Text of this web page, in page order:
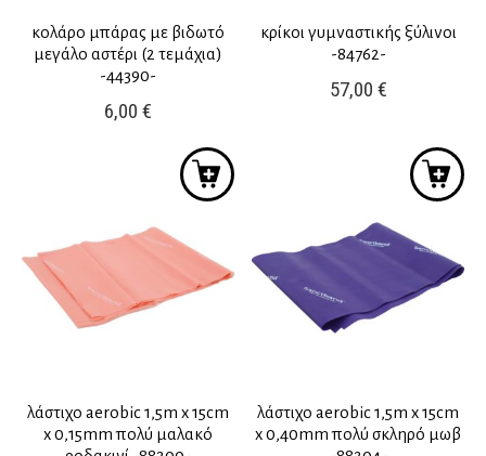
κολάρο μπάρας με βιδωτό
μεγάλο αστέρι (2 τεμάχια)
-44390-
6,00 €
κρίκοι γυμναστικής ξύλινοι
-84762-
57,00 €
λάστιχο aerobic 1,5m x 15cm
x 0,15mm πολύ μαλακό
λάστιχο aerobic 1,5m x 15cm
x 0,40mm πολύ σκληρό μωβ